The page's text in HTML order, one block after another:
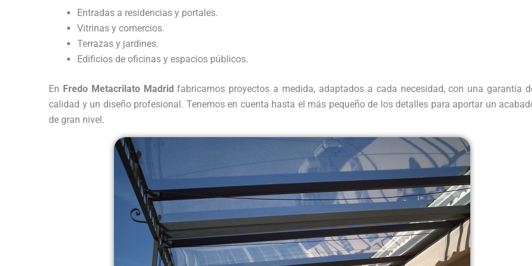
Entradas a residencias y portales.
Vitrinas y comercios.
Terrazas y jardines.
Edificios de oficinas y espacios públicos.
En Fredo Metacrilato Madrid fabricamos proyectos a medida, adaptados a cada necesidad, con una garantía
calidad y un diseño profesional. Tenemos en cuenta hasta el más pequeño de los detalles para aportar un
de gran nivel.